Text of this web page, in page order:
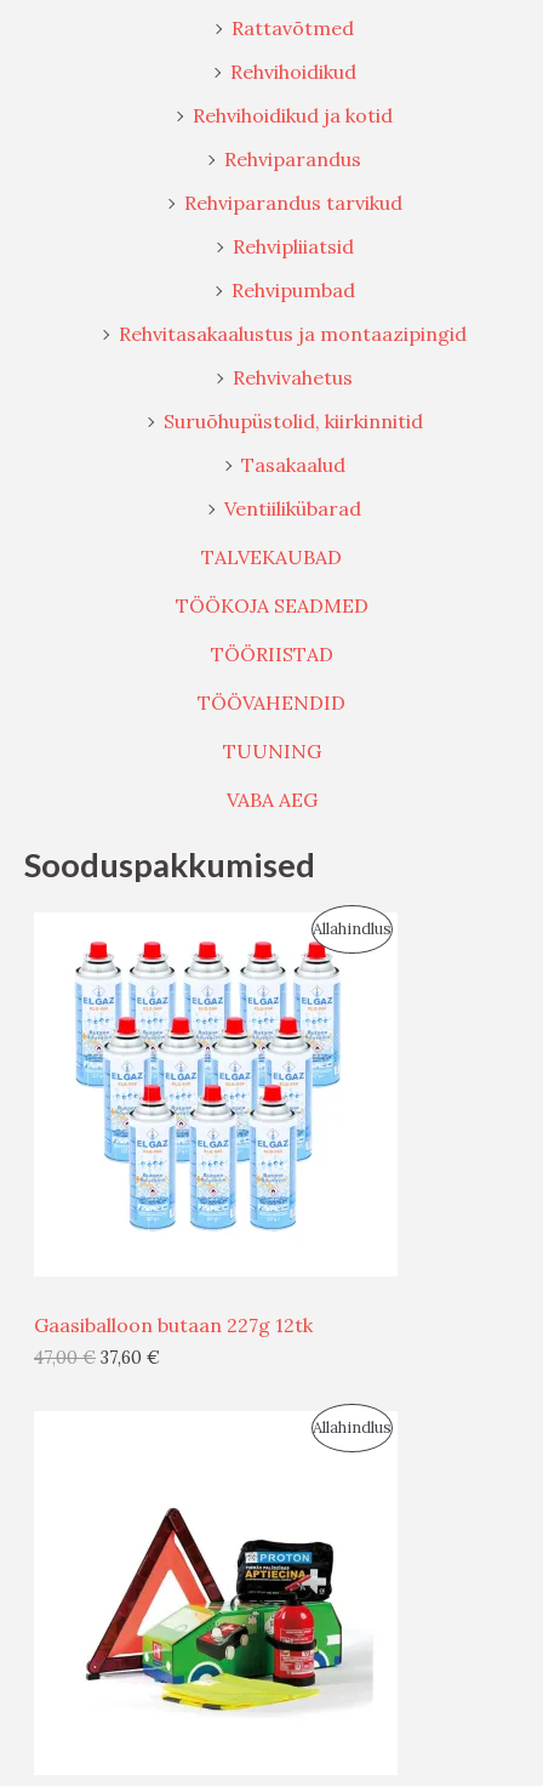
Rattavõtmed
Rehvihoidikud
Rehvihoidikud ja kotid
Rehviparandus
Rehviparandus tarvikud
Rehvipliiatsid
Rehvipumbad
Rehvitasakaalustus ja montaazipingid
Rehvivahetus
Suruõhupüstolid, kiirkinnitid
Tasakaalud
Ventiilikübarad
TALVEKAUBAD
TÖÖKOJA SEADMED
TÖÖRIISTAD
TÖÖVAHENDID
TUUNING
VABA AEG
Sooduspakkumised
AllahindlusS
S
Gaasiballoon butaan 227g 12tk
47,00€ 37,60 €
AllahindlusS